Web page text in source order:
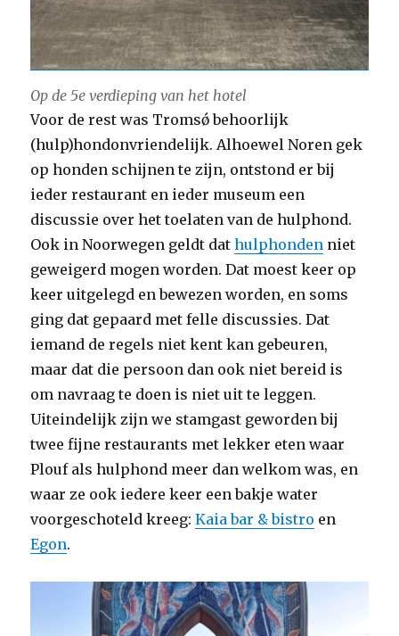
Op de 5e verdieping van het hotel
Voor de rest was Tromsǿ behoorlijk
(hulp)hondonvriendelijk. Alhoewel Noren gek
op honden schijnen te zijn, ontstond er bij
ieder restaurant en ieder museum een
discussie over het toelaten van de hulphond.
Ook in Noorwegen geldt dathulphonden niet
geweigerd mogen worden. Dat moest keer op
keer uitgelegd en bewezen worden, en soms
ging dat gepaard met felle discussies. Dat
iemand de regels niet kent kan gebeuren,
maar dat die persoon dan ook niet bereid is
om navraag te doen is niet uit te leggen.
Uiteindelijk zijn we stamgast geworden bij
twee fijne restaurants met lekker eten waar
Plouf als hulphond meer dan welkom was, en
waar ze ook iedere keer een bakje water
voorgeschoteld kreeg:Kaia bar & bistro en
Egon.